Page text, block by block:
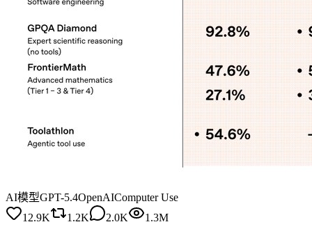
AI模型GPT-5.4OpenAIComputer Use
12.9K
1.2K 2.0K 1.3M